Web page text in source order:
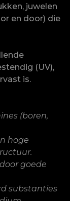
juwelen
en door) die
(UV),
is.
(boren,
hoge
goede
substanties